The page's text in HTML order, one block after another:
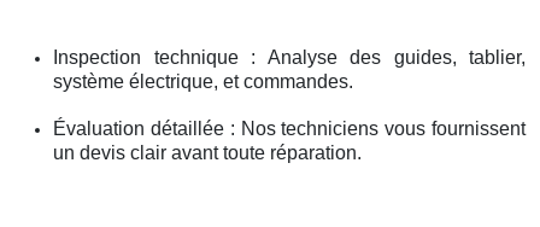
Inspection technique : Analyse des guides, tablier,
système électrique, et commandes.
Évaluation détaillée : Nos techniciens vous fournissent
un devis clair avant toute réparation.